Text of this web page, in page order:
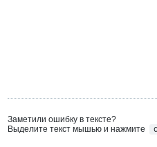
Заметили ошибку в тексте?
Выделите текст мышью и нажмите